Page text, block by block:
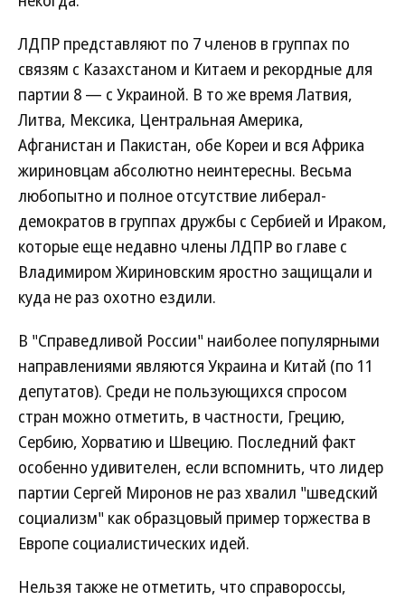
ЛДПР представляют по 7 членов в группах по
связям с Казахстаном и Китаем и рекордные для
партии 8 — с Украиной. В то же время Латвия,
Литва, Мексика, Центральная Америка,
Афганистан и Пакистан, обе Кореи и вся Африка
жириновцам абсолютно неинтересны. Весьма
любопытно и полное отсутствие либерал-
демократов в группах дружбы с Сербией и Ираком,
которые еще недавно члены ЛДПР во главе с
Владимиром Жириновским яростно защищали и
куда не раз охотно ездили.
В "Справедливой России" наиболее популярными
направлениями являются Украина и Китай (по 11
депутатов). Среди не пользующихся спросом
стран можно отметить, в частности, Грецию,
Сербию, Хорватию и Швецию. Последний факт
особенно удивителен, если вспомнить, что лидер
партии Сергей Миронов не раз хвалил "шведский
социализм" как образцовый пример торжества в
Европе социалистических идей.
Нельзя также не отметить, что справороссы,